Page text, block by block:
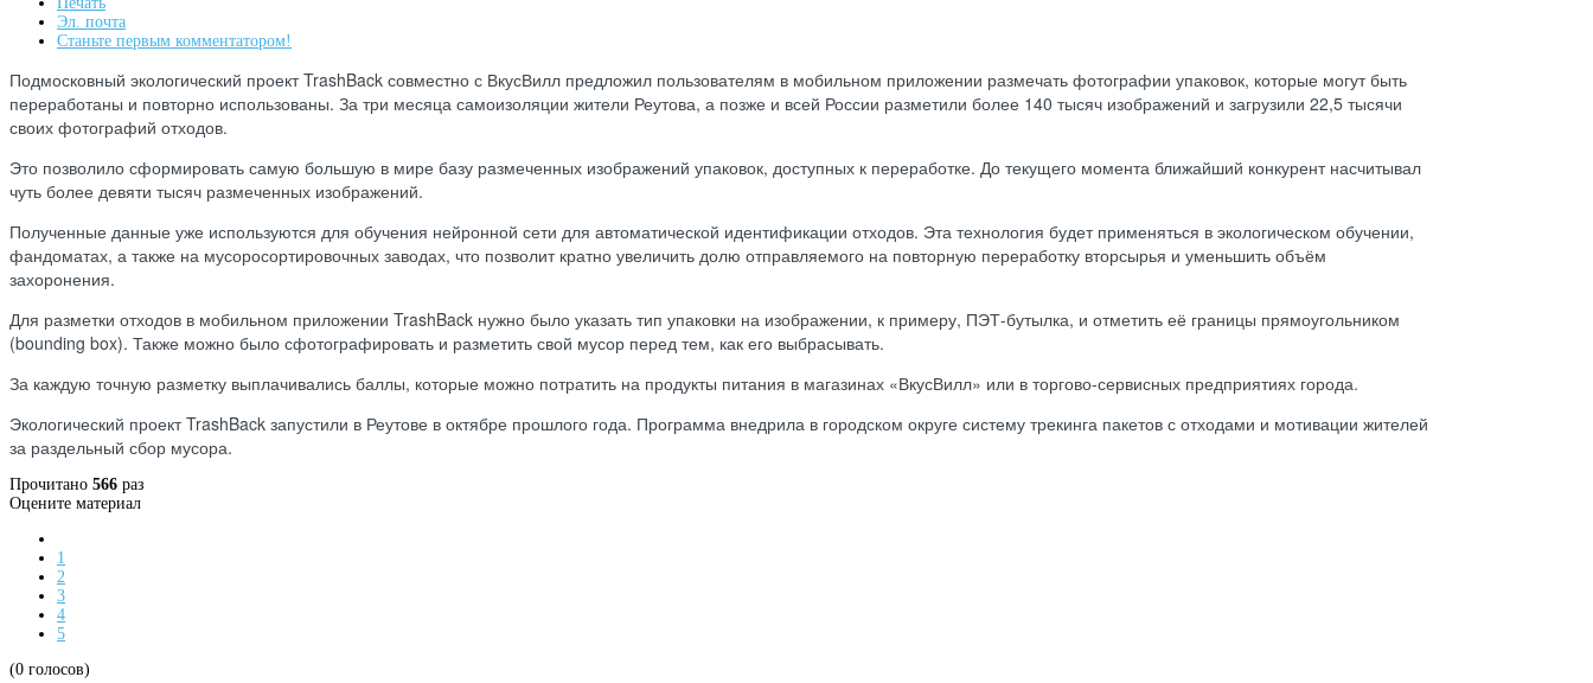
Эл. почта
Станьте первым комментатором!
Подмосковный экологический проект TrashBack совместно с ВкусВилл предложил пользователям в мобильном приложении размечать фотографии упаковок, которые могут быть
переработаны и повторно использованы. За три месяца самоизоляции жители Реутова, а позже и всей России разметили более 140 тысяч изображений и загрузили 22,5 тысячи
своих фотографий отходов.
Это позволило сформировать самую большую в мире базу размеченных изображений упаковок, доступных к переработке. До текущего момента ближайший конкурент насчитывал
чуть более девяти тысяч размеченных изображений.
Полученные данные уже используются для обучения нейронной сети для автоматической идентификации отходов. Эта технология будет применяться в экологическом обучении,
фандоматах, а также на мусоросортировочных заводах, что позволит кратно увеличить долю отправляемого на повторную переработку вторсырья и уменьшить объём
захоронения.
Для разметки отходов в мобильном приложении TrashBack нужно было указать тип упаковки на изображении, к примеру, ПЭТ-бутылка, и отметить её границы прямоугольником
(bounding box). Также можно было сфотографировать и разметить свой мусор перед тем, как его выбрасывать.
За каждую точную разметку выплачивались баллы, которые можно потратить на продукты питания в магазинах «ВкусВилл» или в торгово-сервисных предприятиях города.
Экологический проект TrashBack запустили в Реутове в октябре прошлого года. Программа внедрила в городском округе систему трекинга пакетов с отходами и мотивации жителей
за раздельный сбор мусора.
Прочитано 566 раз
Оцените материал
1
2
3
4
5
(0 голосов)